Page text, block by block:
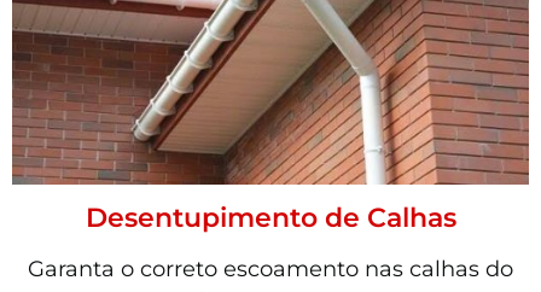
Desentupimento de Calhas
Garanta o correto escoamento nas calhas do